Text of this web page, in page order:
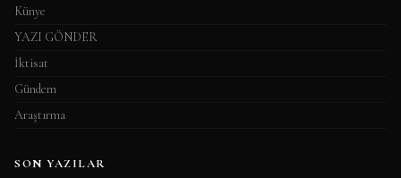
Künye
YAZI GÖNDER
İktisat
Gündem
Araştırma
SON YAZILAR